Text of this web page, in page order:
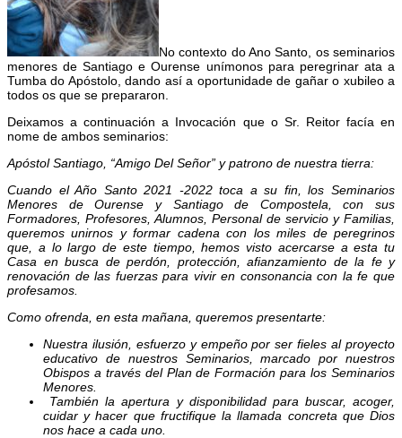
No contexto do Ano Santo, os seminarios
menores de Santiago e Ourense unímonos para peregrinar ata a
Tumba do Apóstolo, dando así a oportunidade de gañar o xubileo a
todos os que se prepararon.
Deixamos a continuación a Invocación que o Sr. Reitor facía en
nome de ambos seminarios:
Apóstol Santiago, “Amigo Del Señor” y patrono de nuestra tierra:
Cuando el Año Santo 2021 -2022 toca a su fin, los Seminarios
Menores de Ourense y Santiago de Compostela, con sus
Formadores, Profesores, Alumnos, Personal de servicio y Familias,
queremos unirnos y formar cadena con los miles de peregrinos
que, a lo largo de este tiempo, hemos visto acercarse a esta tu
Casa en busca de perdón, protección, afianzamiento de la fe y
renovación de las fuerzas para vivir en consonancia con la fe que
profesamos.
Como ofrenda, en esta mañana, queremos presentarte:
Nuestra ilusión, esfuerzo y empeño por ser fieles al proyecto
educativo de nuestros Seminarios, marcado por nuestros
Obispos a través del Plan de Formación para los Seminarios
Menores.
También la apertura y disponibilidad para buscar, acoger,
cuidar y hacer que fructifique la llamada concreta que Dios
nos hace a cada uno.